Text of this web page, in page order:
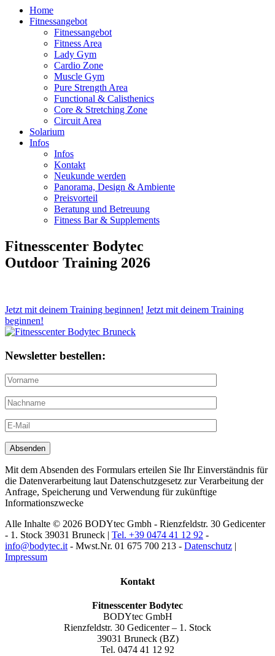
Home
Fitnessangebot
Fitnessangebot
Fitness Area
Lady Gym
Cardio Zone
Muscle Gym
Pure Strength Area
Functional & Calisthenics
Core & Stretching Zone
Circuit Area
Solarium
Infos
Infos
Kontakt
Neukunde werden
Panorama, Design & Ambiente
Preisvorteil
Beratung und Betreuung
Fitness Bar & Supplements
Fitnesscenter Bodytec
Outdoor Training 2026
Jetzt mit deinem Training beginnen! Jetzt mit deinem Training
beginnen!
Newsletter bestellen:
Mit dem Absenden des Formulars erteilen Sie Ihr Einverständnis für
die Datenverarbeitung laut Datenschutzgesetz zur Verarbeitung der
Anfrage, Speicherung und Verwendung für zukünftige
Informationszwecke
Alle Inhalte © 2026 BODYtec Gmbh - Rienzfeldstr. 30 Gedicenter
- 1. Stock 39031 Bruneck | Tel. +39 0474 41 12 92 -
info@bodytec.it - Mwst.Nr. 01 675 700 213 - Datenschutz |
Impressum
Kontakt
Fitnesscenter Bodytec
BODYtec GmbH
Rienzfeldstr. 30 Gedicenter – 1. Stock
39031 Bruneck (BZ)
Tel. 0474 41 12 92